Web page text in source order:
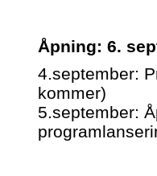
Åpning: 6.
4.september:
kommer)
5.september: